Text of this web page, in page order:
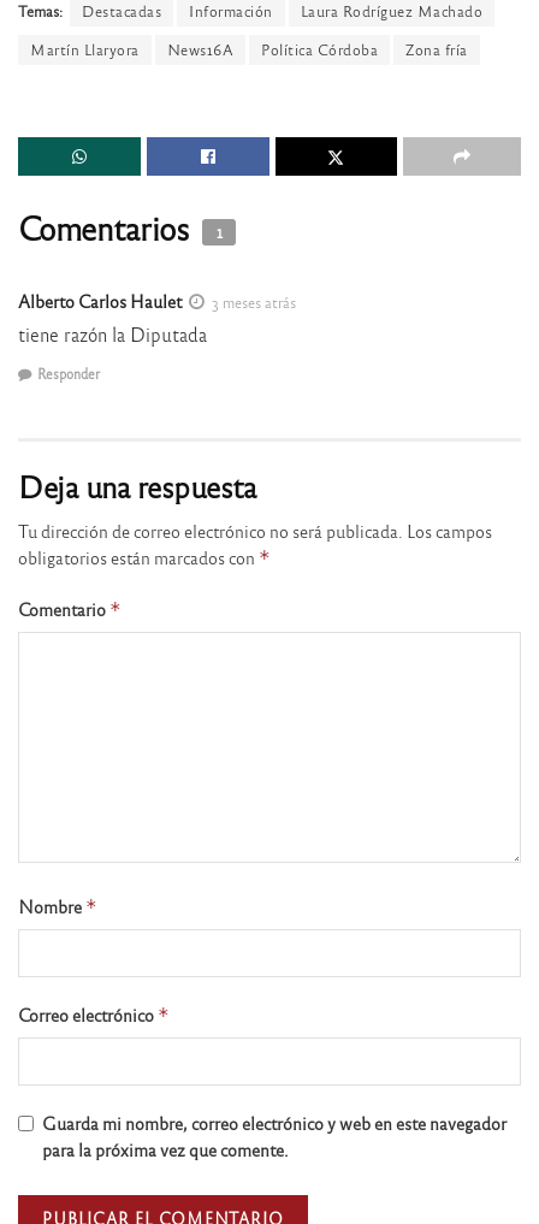
Temas: Destacadas Información
Laura Rodríguez Machado
Martín Llaryora
News16A Política Córdoba Zona fría
Comentarios 1
Alberto Carlos Haulet 3 meses atrás
tiene razón la Diputada
Responder
Deja una respuesta
Tu dirección de correo electrónico no será publicada. Los campos
obligatorios están marcados con *
Comentario *
Nombre *
Correo electrónico *
Guarda mi nombre, correo electrónico y web en este navegador
para la próxima vez que comente.